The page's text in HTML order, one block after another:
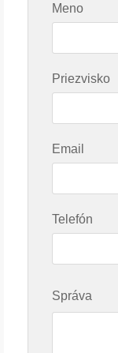
Meno
Priezvisko
Email
Telefón
Správa